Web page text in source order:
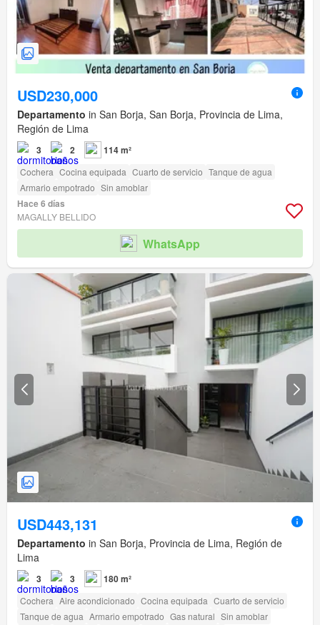
USD230,000
Departamento in San Borja, San Borja, Provincia de Lima,
Región de Lima
3 2 114 m²
Cochera Cocina equipada Cuarto de servicio Tanque de agua
Armario empotrado Sin amoblar
Hace 6 días
MAGALLY BELLIDO
WhatsApp
USD443,131
Departamento in San Borja, Provincia de Lima, Región de
Lima
3 3 180 m²
Cochera Aire acondicionado Cocina equipada Cuarto de servicio
Tanque de agua Armario empotrado Gas natural Sin amoblar